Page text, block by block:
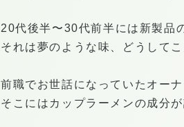
20代後半〜30代前半には新製品
それは夢のような味、どうして
前職でお世話になっていたオー
そこにはカップラーメンの成分